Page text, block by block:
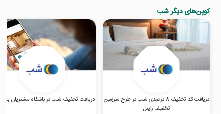
کوپن‌های دیگر شب
دریافت کد تخفیف 8 درصدی شب در طرح سرزمین
تخفیف رایتل
دریافت تخفیف شب در باشگاه مشتریان